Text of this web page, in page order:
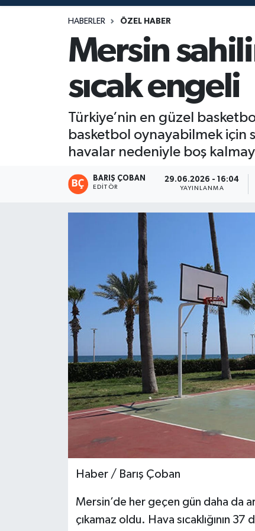
HABERLER ÖZEL HABER
Mersin
sıcak engeli
Türkiye’nin en güzel
basketbol oynayabilmek için
havalar nedeniyle boş
BARIŞ ÇOBAN
EDITÖR
29.06.2026 - 16:04
YAYINLANMA
Haber / Barış Çoban
Mersin’de her geçen gün daha da
çıkamaz oldu. Hava sıcaklığının
Magazin
Mersin Tarihi
Özel Haber
Politika
Resmi İlan
Teknoloji